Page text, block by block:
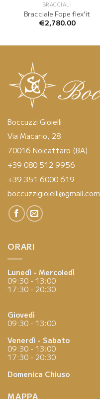
BRACCIALI
Bracciale Fope flex’it
€2,780.00
Boccuzzi Gioielli
Via Macario, 28
70016 Noicattaro (BA)
+39 080 512 9956
+39 351 6000 619
boccuzzigioielli@gmail.com
ORARI
Lunedì - Mercoledì
09:30 - 13:00
17:30 - 20:30
Giovedì
09:30 - 13:00
Venerdì - Sabato
09:30 - 13:00
17:30 - 20:30
Domenica Chiuso
MAPPA